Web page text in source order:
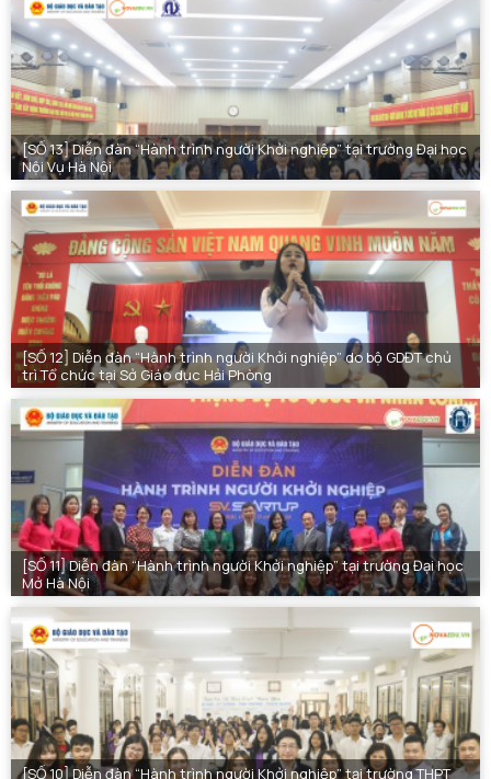
[SỐ 13] Diễn đàn “Hành trình người Khởi nghiệp” tại trường Đại học
Nội Vụ Hà Nội
[SỐ 12] Diễn đàn “Hành trình người Khởi nghiệp” do bộ GDĐT chủ
trì Tổ chức tại Sở Giáo dục Hải Phòng
[SỐ 11] Diễn đàn “Hành trình người Khởi nghiệp” tại trường Đại học
Mở Hà Nội
[SỐ 10] Diễn đàn “Hành trình người Khởi nghiệp” tại trường THPT